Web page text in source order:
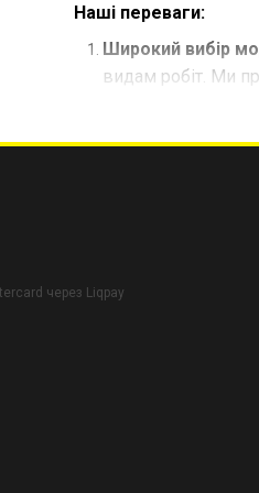
Наші переваги:
Широкий вибір
видам робіт. Ми
міцні з'єднання
Надійність та
переконайтеся в